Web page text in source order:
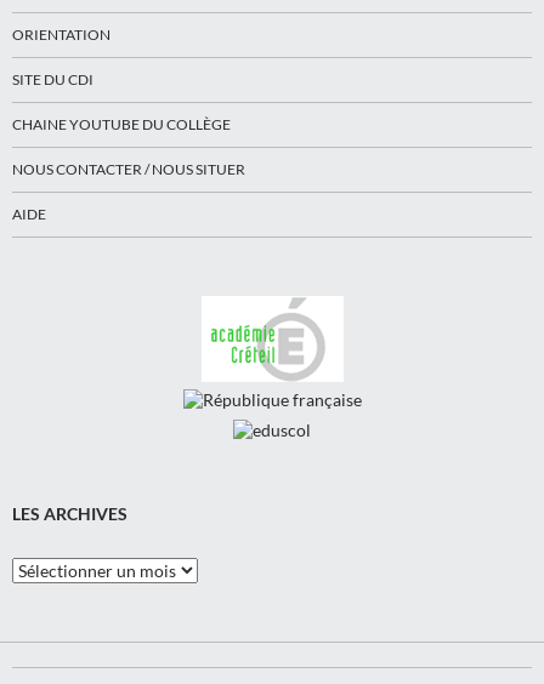
ORIENTATION
SITE DU CDI
CHAINE YOUTUBE DU COLLÈGE
NOUS CONTACTER / NOUS SITUER
AIDE
LES ARCHIVES
Les
Archives